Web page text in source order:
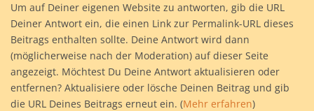
Um auf Deiner eigenen Website zu antworten, gib die URL
Deiner Antwort ein, die einen Link zur Permalink-URL dieses
Beitrags enthalten sollte. Deine Antwort wird dann
(möglicherweise nach der Moderation) auf dieser Seite
angezeigt. Möchtest Du Deine Antwort aktualisieren oder
entfernen? Aktualisiere oder lösche Deinen Beitrag und gib
die URL Deines Beitrags erneut ein. (Mehr erfahren)